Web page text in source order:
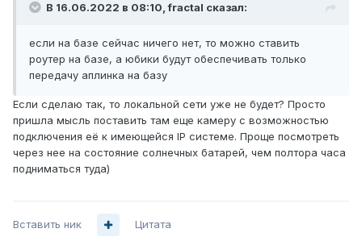
В 16.06.2022 в 08:10,fractal сказал:
если на базе сейчас ничего нет, то можно ставить
роутер на базе, а юбики будут обеспечивать только
передачу аплинка на базу
Если сделаю так, то локальной сети уже не будет? Просто
пришла мысль поставить там еще камеру с возможностью
подключения её к имеющейся IP системе. Проще посмотреть
через нее на состояние солнечных батарей, чем полтора часа
подниматься туда)
Вставить ник Цитата